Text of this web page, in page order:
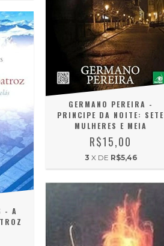
- A
GERMANO PEREIRA -
PRINCIPE DA NOITE: SETE
MULHERES E MEIA
R$15,00
3 X DE R$5,46